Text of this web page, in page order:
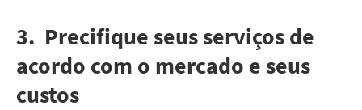
3. Precifique seus serviços de
acordo com o mercado e seus
custos